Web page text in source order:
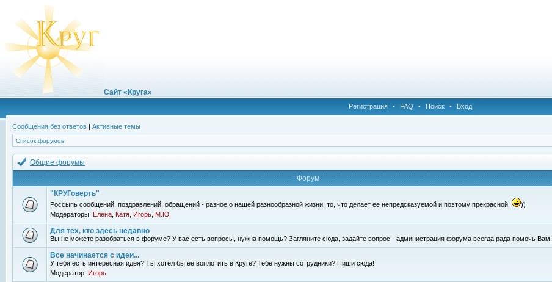
Сайт «Круга»
Регистрация • FAQ • Поиск • Вход
Сообщения без ответов | Активные темы
Список форумов
Общие форумы
Форум
"КРУГоверть"
Россыпь сообщений, поздравлений, обращений - разное о нашей разнообразной жизни, то, что делает ее непредсказуемой и поэтому прекрасной!
))
Модераторы: Елена Катя Игорь М.Ю.
Для тех, кто здесь недавно
Вы не можете разобраться в форуме? У вас есть вопросы, нужна помощь? Загляните сюда, задайте вопрос - администрация форума всегда рада помочь Вам!
Все начинается с идеи...
У тебя есть интересная идея? Ты хотел бы её воплотить в Круге? Тебе нужны сотрудники? Пиши сюда!
Модератор: Игорь